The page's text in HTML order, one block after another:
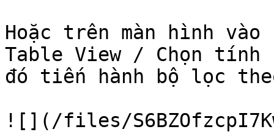
Hoặc trên màn hình
Table View / Chọn
đó tiến hành bộ lọc
![](/files/